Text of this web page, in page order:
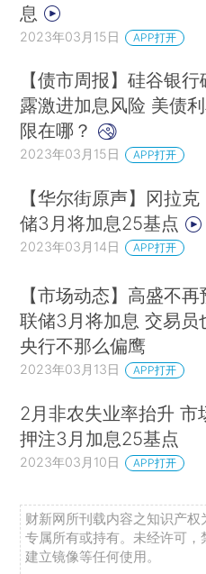
息
2023年03月15日 APP打开
【债市周报】硅谷银
露激进加息风险 美债
限在哪？
2023年03月15日 APP打开
【华尔街原声】冈拉
储3月将加息25基点
2023年03月14日 APP打开
【市场动态】高盛不
联储3月将加息 交易员
央行不那么偏鹰
2023年03月13日 APP打开
2月非农失业率抬升 市
押注3月加息25基点
2023年03月10日 APP打开
财新网所刊载内容之知识产
专属所有或持有。未经许可
建立镜像等任何使用。